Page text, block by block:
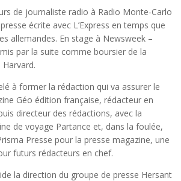
de journaliste radio à Radio Monte-Carlo
écrite avec L’Express en temps que
allemandes. En stage à Newsweek –
par la suite comme boursier de la
à former la rédaction qui va assurer le
Géo édition française, rédacteur en
directeur des rédactions, avec la
de voyage Partance et, dans la foulée,
Presse pour la presse magazine, une
futurs rédacteurs en chef.
la direction du groupe de presse Hersant